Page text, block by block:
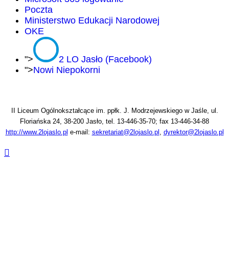
Poczta
Ministerstwo Edukacji Narodowej
OKE
">
2 LO Jasło (Facebook)
">Nowi Niepokorni
II Liceum Ogólnokształcące im. ppłk. J. Modrzejewskiego w Jaśle, ul.
Floriańska 24, 38-200 Jasło, tel. 13-446-35-70; fax 13-446-34-88
http://www.2lojaslo.pl e-mail: sekretariat@2lojaslo.pl , dyrektor@2lojaslo.pl